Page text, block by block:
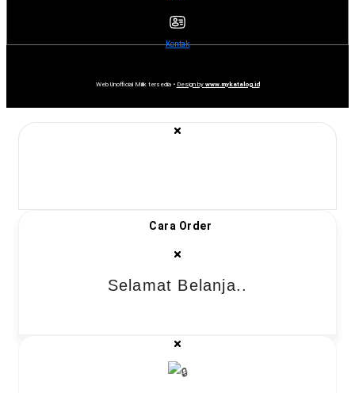
Kontak
Web Unofficial Milik tersedia • Design by www.mykatalog.id
Cara Order
Selamat Belanja..